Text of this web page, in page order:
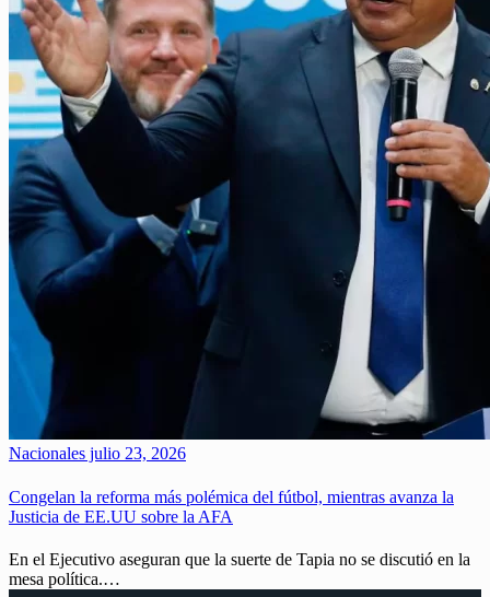
Nacionales julio 23, 2026
Congelan la reforma más polémica del fútbol, mientras avanza la
Justicia de EE.UU sobre la AFA
En el Ejecutivo aseguran que la suerte de Tapia no se discutió en la
mesa política.…